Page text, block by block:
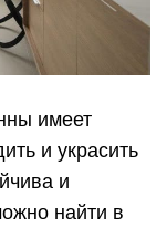
имеет
и украсить
и
найти в